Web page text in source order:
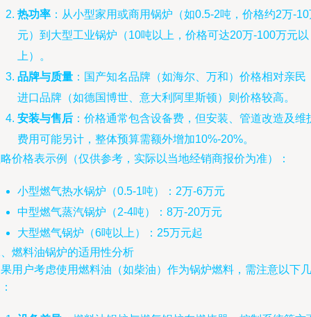
热功率 ：从小型家用或商用锅炉（如0.5-2吨，价格约2万-
元）到大型工业锅炉（10吨以上，价格可达20万-100万元以
上）。
品牌与质量 ：国产知名品牌（如海尔、万和）价格相对亲民
进口品牌（如德国博世、意大利阿里斯顿）则价格较高。
安装与售后 ：价格通常包含设备费，但安装、管道改造及维
费用可能另计，整体预算需额外增加10%-20%。
价格表示例（仅供参考，实际以当地经销商报价为准）：
小型燃气热水锅炉（0.5-1吨）：2万-6万元
中型燃气蒸汽锅炉（2-4吨）：8万-20万元
大型燃气锅炉（6吨以上）：25万元起
燃料油锅炉的适用性分析
用户考虑使用燃料油（如柴油）作为锅炉燃料，需注意以下几